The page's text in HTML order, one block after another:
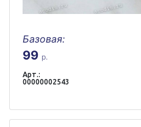
Базовая:
99 р.
Арт.:
00000002543